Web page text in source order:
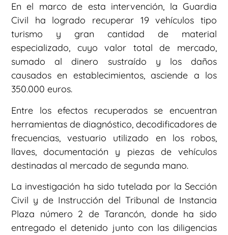
En el marco de esta intervención, la Guardia
Civil ha logrado recuperar 19 vehículos tipo
turismo y gran cantidad de material
especializado, cuyo valor total de mercado,
sumado al dinero sustraído y los daños
causados en establecimientos, asciende a los
350.000 euros.
Entre los efectos recuperados se encuentran
herramientas de diagnóstico, decodificadores de
frecuencias, vestuario utilizado en los robos,
llaves, documentación y piezas de vehículos
destinadas al mercado de segunda mano.
La investigación ha sido tutelada por la Sección
Civil y de Instrucción del Tribunal de Instancia
Plaza número 2 de Tarancón, donde ha sido
entregado el detenido junto con las diligencias